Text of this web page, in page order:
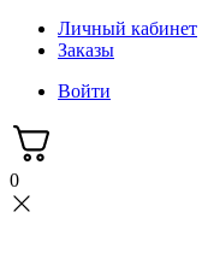
Личный кабинет
Заказы
Войти
0